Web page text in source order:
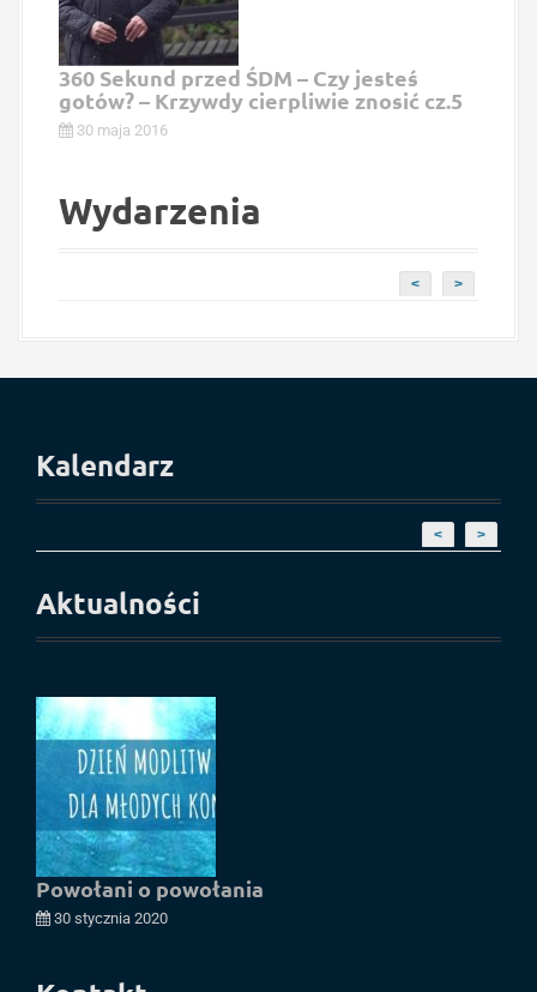
360 Sekund przed ŚDM – Czy jesteś
gotów? – Krzywdy cierpliwie znosić cz.5
30 maja 2016
Wydarzenia
< >
Kalendarz
< >
Aktualności
Powołani o powołania
30 stycznia 2020